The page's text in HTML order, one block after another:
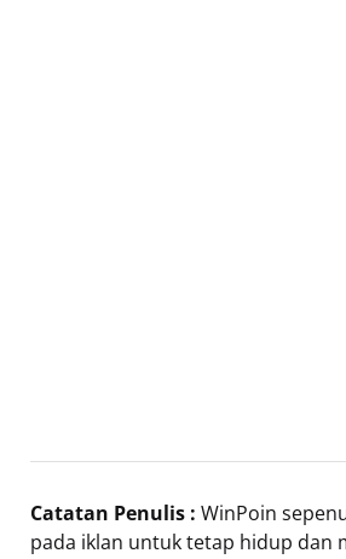
Catatan Penulis : WinPoin
pada iklan untuk tetap hidup dan